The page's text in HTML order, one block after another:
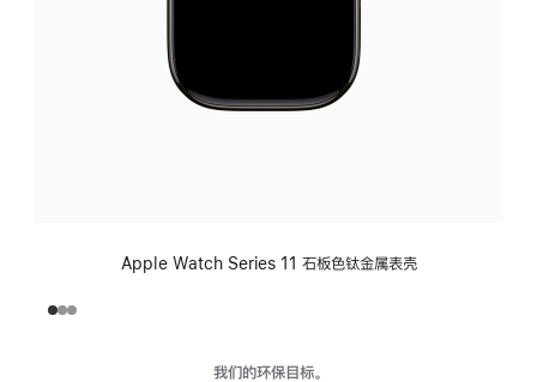
Apple Watch Series 11 石板色钛金属表壳
我们的环保目标。